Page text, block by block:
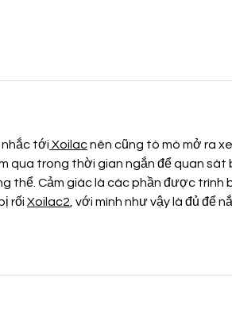
nhắc tới Xoilac nên cũng tò mò mở ra
qua trong thời gian ngắn để quan sát
thể. Cảm giác là các phần được trình
rối Xoilac2, với mình như vậy là đủ để